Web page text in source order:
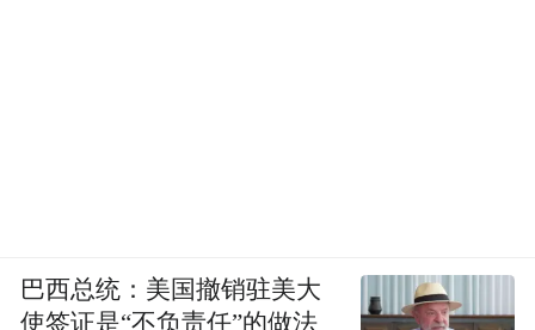
巴西总统：美国撤销驻美大
使签证是“不负责任”的做法